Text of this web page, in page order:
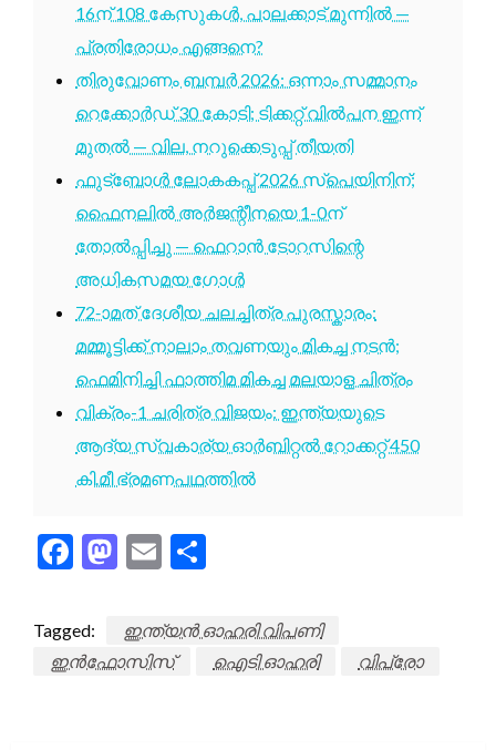
16ന് 108 കേസുകൾ, പാലക്കാട് മുന്നിൽ —
പ്രതിരോധം എങ്ങനെ?
തിരുവോണം ബമ്പർ 2026: ഒന്നാം സമ്മാനം
റെക്കോർഡ് 30 കോടി; ടിക്കറ്റ് വിൽപന ഇന്ന്
മുതൽ — വില, നറുക്കെടുപ്പ് തീയതി
ഫുട്ബോൾ ലോകകപ്പ് 2026 സ്പെയിനിന്;
ഫൈനലിൽ അർജന്റീനയെ 1-0ന്
തോൽപ്പിച്ചു — ഫെറാൻ ടോറസിന്റെ
അധികസമയ ഗോൾ
72-ാമത് ദേശീയ ചലച്ചിത്ര പുരസ്കാരം:
മമ്മൂട്ടിക്ക് നാലാം തവണയും മികച്ച നടൻ;
ഫെമിനിച്ചി ഫാത്തിമ മികച്ച മലയാള ചിത്രം
വിക്രം-1 ചരിത്ര വിജയം: ഇന്ത്യയുടെ
ആദ്യ സ്വകാര്യ ഓർബിറ്റൽ റോക്കറ്റ് 450
കി.മീ ഭ്രമണപഥത്തിൽ
Facebook
Mastodon
Email
Tagged:
ഇന്ത്യൻ ഓഹരി വിപണി
ഇൻഫോസിസ്
ഐടി ഓഹരി വിപ്രോ